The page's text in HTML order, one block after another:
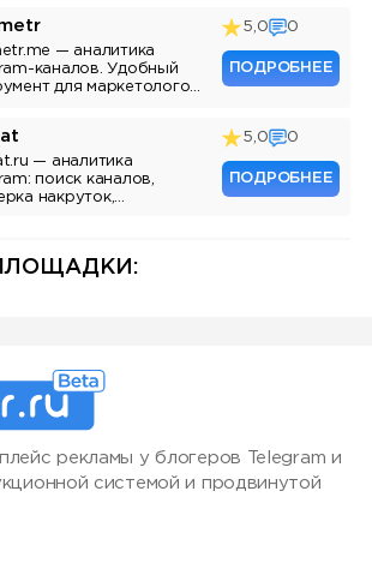
— аналитика
каналов. Удобный
для маркетологов,
5,0 0
ПОДРОБНЕЕ
— аналитика
поиск каналов,
накруток,
5,0 0
ПОДРОБНЕЕ
рекламы у блогеров Telegram и
системой и продвинутой